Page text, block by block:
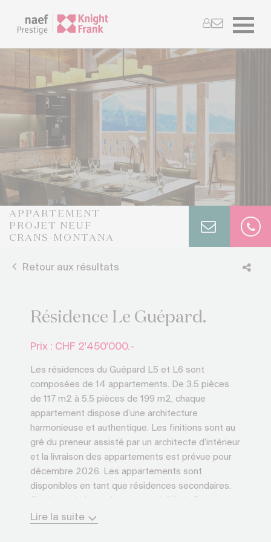
APPARTEMENT
PROJET NEUF
CRANS-MONTANA
Retour aux résultats
Résidence Le Guépard.
Prix : CHF 2'450'000.-
Les résidences du Guépard L5 et L6 sont
composées de 14 appartements. De 3.5 pièces
de 117 m2 à 5.5 pièces de 199 m2, chaque
appartement dispose d’une architecture
harmonieuse et authentique. Les finitions sont au
gré du preneur assisté par un architecte d’intérieur
et la livraison des appartements est prévue pour
décembre 2026. Les appartements sont
disponibles en tant que résidences secondaires.
Montana la résidence bénéficie d’une exposition
Lire la suite